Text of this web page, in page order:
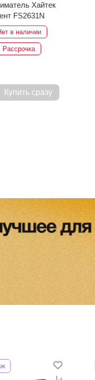
Хайтек
FS2631N
в наличии
Рассрочка
Купить сразу